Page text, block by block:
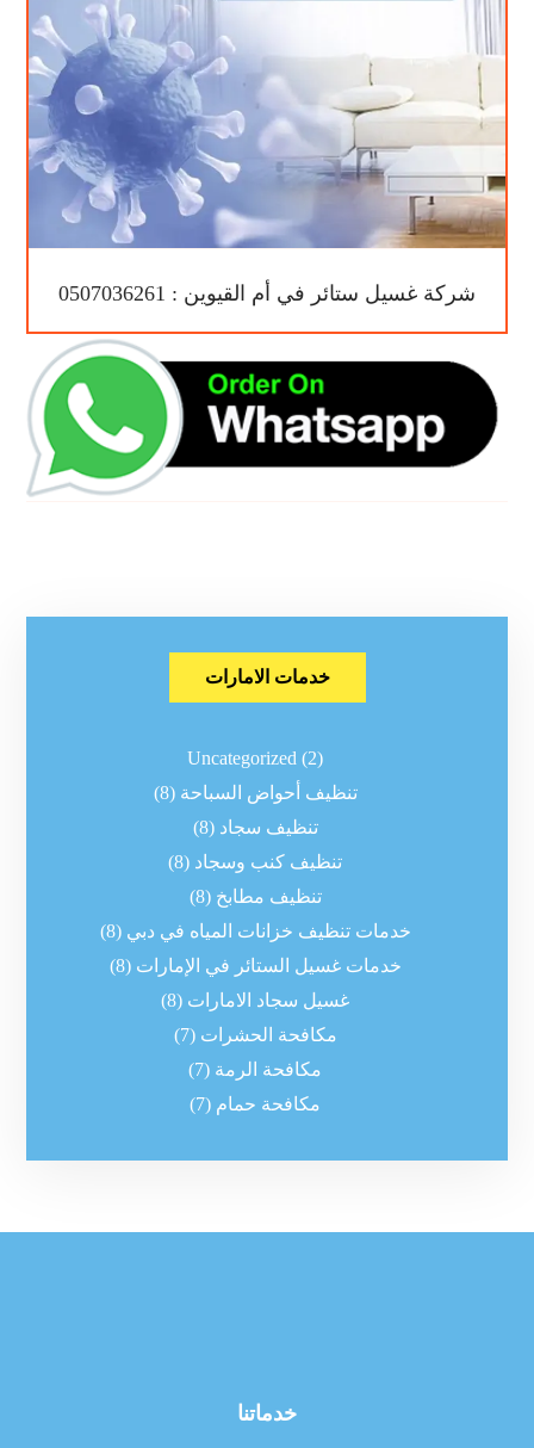
شركة غسيل ستائر في أم القيوين : 0507036261
خدمات الامارات
Uncategorized (2)
تنظيف أحواض السباحة (8)
تنظيف سجاد (8)
تنظيف كنب وسجاد (8)
تنظيف مطابخ (8)
خدمات تنظيف خزانات المياه في دبي (8)
خدمات غسيل الستائر في الإمارات (8)
غسيل سجاد الامارات (8)
مكافحة الحشرات (7)
مكافحة الرمة (7)
مكافحة حمام (7)
خدماتنا